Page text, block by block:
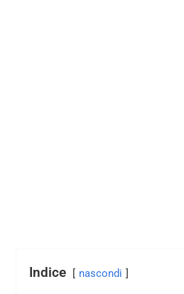
Indice nascondi